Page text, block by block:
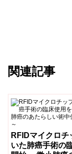
関連記事
RFIDマイクロチ
いた肺癌手術の